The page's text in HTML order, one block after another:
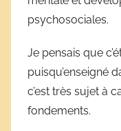
psychosociales.
Je pensais que
puisqu’enseigné
c’est très sujet à
fondements.